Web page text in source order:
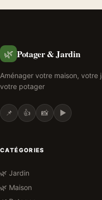
🌿 Potager & Jardin
Aménager votre maison, votre
votre potager
📌 👍 📸 ▶️
CATÉGORIES
🌿 Jardin
🌿 Maison